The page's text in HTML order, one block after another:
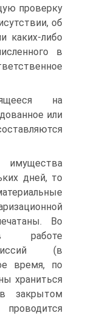
проверку
об
каких-либо
в
на
или
дней, то
Во
работе
(в
время, по
храниться
закрытом